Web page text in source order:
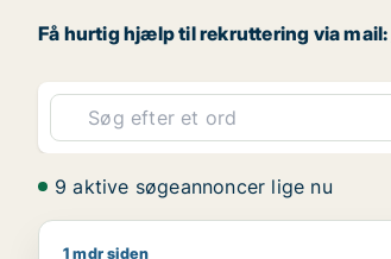
Få hurtig hjælp til rekruttering via mail:
9 aktive søgeannoncer lige nu
1 mdr siden